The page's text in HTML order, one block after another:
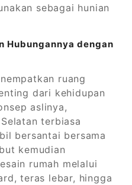
sebagai hunian
Hubungannya dengan
ruang
dari kehidupan
aslinya,
terbiasa
bersantai bersama
kemudian
rumah melalui
teras lebar, hingga